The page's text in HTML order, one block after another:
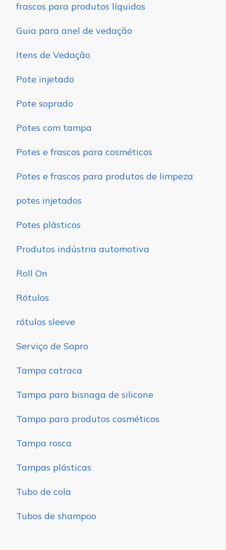
frascos para produtos líquidos
Guia para anel de vedação
Itens de Vedação
Pote injetado
Pote soprado
Potes com tampa
Potes e frascos para cosméticos
Potes e frascos para produtos de limpeza
potes injetados
Potes plásticos
Produtos indústria automotiva
Roll On
Rótulos
rótulos sleeve
Serviço de Sopro
Tampa catraca
Tampa para bisnaga de silicone
Tampa para produtos cosméticos
Tampa rosca
Tampas plásticas
Tubo de cola
Tubos de shampoo